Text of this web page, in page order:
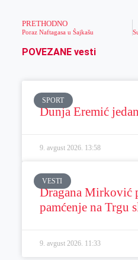
PRETHODNO
Poraz Naftagasa u Šajkašu
POVEZANE vesti
SPORT
Dunja Eremić
9. avgust 2026. 13:58
VESTI
Dragana Mirković
pamćenje na Trgu
9. avgust 2026. 11:33